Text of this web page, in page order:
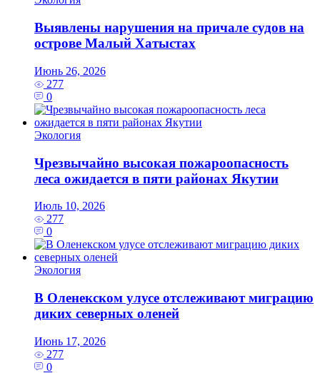
Выявлены нарушения на причале судов на
острове Малый Хатыстах
Июнь 26, 2026
277
0
Экология
Чрезвычайно высокая пожароопасность
леса ожидается в пяти районах Якутии
Июль 10, 2026
277
0
Экология
В Оленекском улусе отслеживают миграцию
диких северных оленей
Июнь 17, 2026
277
0